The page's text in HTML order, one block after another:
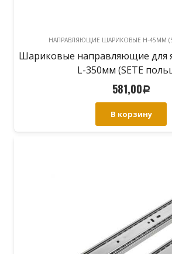
НАПРАВЛЯЮЩИЕ ШАРИКОВЫЕ H-45ММ
Шариковые направляющие для
L-350мм (SETE
581,00Р
В корзину